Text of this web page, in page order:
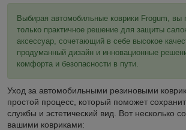
Выбирая автомобильные коврики Frogum, вы
только практичное решение для защиты
аксессуар, сочетающий в себе высокое
продуманный дизайн и инновационные
комфорта и безопасности в пути.
Уход за автомобильными резиновыми
простой процесс, который поможет
службы и эстетический вид. Вот несколько
вашими ковриками: